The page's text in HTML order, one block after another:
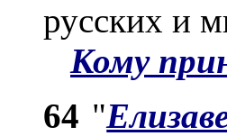
русских и
Кому
64 "